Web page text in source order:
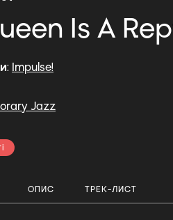
Is A
: Impulse!
Jazz
ОПИС ТРЕК-ЛИСТ